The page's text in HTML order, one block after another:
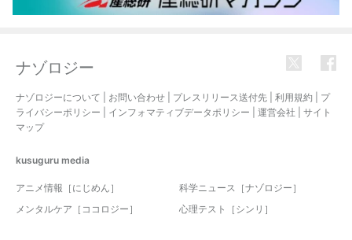
ナゾロジー
ナゾロジーについて お問い合わせ プレスリリース送付先 利用規約
プ
ライバシーポリシー
インフォマティブデータポリシー 運営会社
サイト
マップ
kusuguru media
アニメ情報［にじめん］
科学ニュース［ナゾロジー］
メンタルケア［ココロジー］
心理テスト［シンリ］